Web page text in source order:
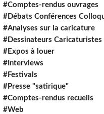
#Comptes-rendus ouvrages
#Débats Conférences
#Analyses sur la caricature
#Dessinateurs Caricaturistes
#Expos à louer
#Interviews
#Festivals
#Presse "satirique"
#Comptes-rendus recueils
#Web